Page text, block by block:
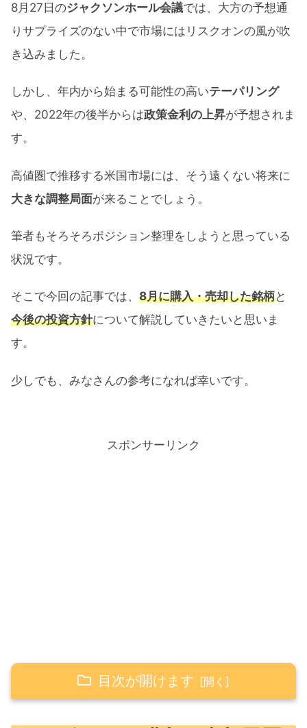
8月27日のジャクソンホール会議では、大方の予想通
りサプライズのない中で市場にはリスクオンの風が吹
き込みました。
しかし、年内から始まる可能性の高いテーパリング
や、2022年の後半からは政策金利の上昇が予想されま
す。
高値圏で推移する米国市場には、そう遠くない将来に
大きな調整局面が来ることでしょう。
筆者もそろそろポジション整理をしようと思っている
状況です。
そこで今回の記事では、 8月に購入・売却した銘柄と
今後の投資方針について解説していきたいと思いま
す。
少しでも、みなさんの参考になれば幸いです。
スポンサーリンク
目次が開けます